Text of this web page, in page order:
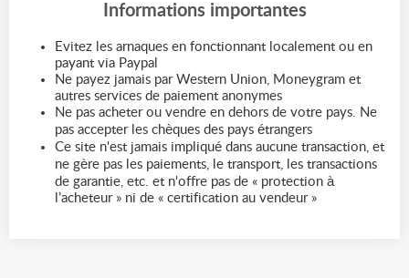
Informations importantes
Evitez les arnaques en fonctionnant localement ou en
payant via Paypal
Ne payez jamais par Western Union, Moneygram et
autres services de paiement anonymes
Ne pas acheter ou vendre en dehors de votre pays. Ne
pas accepter les chèques des pays étrangers
Ce site n'est jamais impliqué dans aucune transaction, et
ne gère pas les paiements, le transport, les transactions
de garantie, etc. et n'offre pas de « protection à
l’acheteur » ni de « certification au vendeur »